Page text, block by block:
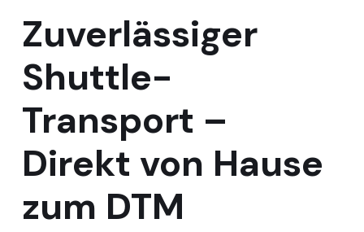
Zuverlässiger
Shuttle-
Transport –
Direkt von Hause
zum DTM